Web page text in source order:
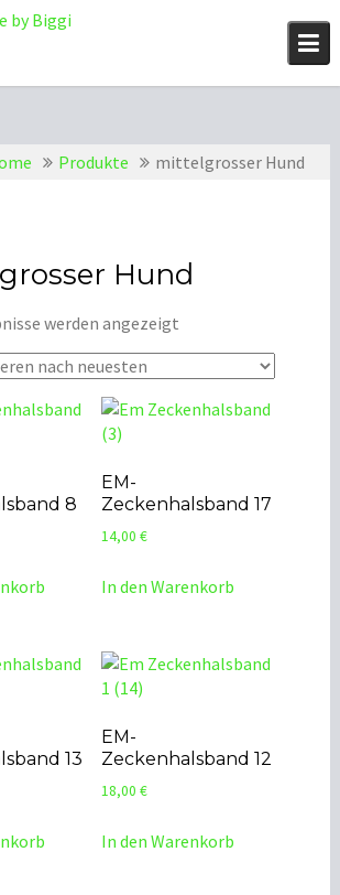
Produkte mittelgrosser Hund
Hund
werden angezeigt
8
EM-
Zeckenhalsband 17
14,00 €
In den Warenkorb
13
EM-
Zeckenhalsband 12
18,00 €
In den Warenkorb